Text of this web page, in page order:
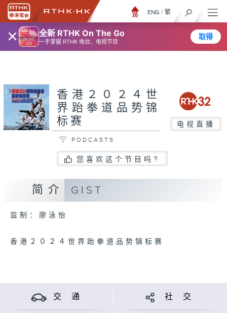
× 全新 RTHK On The Go
一手掌握 RTHK 电台、电视节目
取得
ENG / 繁
香港２０２４世
界跆拳道品势锦
标赛
电视直播
PODCASTS
您喜欢这个节目吗?
简介 GIST
监制：廖泳怡
香港２０２４世界跆拳道品势锦标赛
交 通 社 交